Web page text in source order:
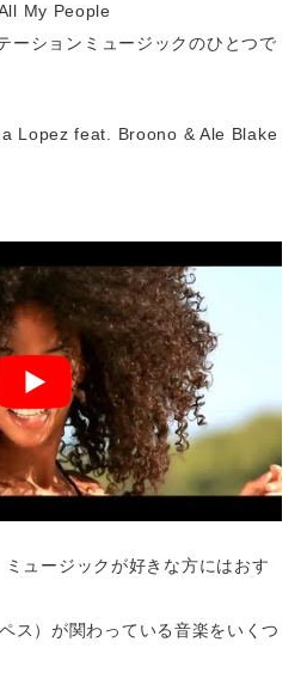
My People
ーションミュージックのひとつで
Lopez feat. Broono & Ale Blake
ュージックが好きな方にはおす
ス）が関わっている音楽をいくつ